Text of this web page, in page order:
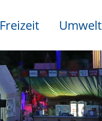
Freizeit Umwelt